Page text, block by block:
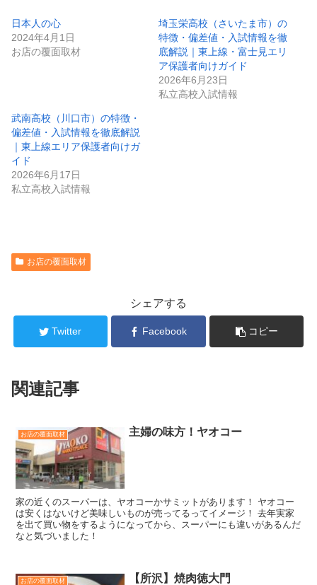
日本人の心
2024年4月1日
お店の覆面取材
埼玉栄高校（さいたま市）の
特徴・偏差値・入試情報を徹
底解説｜東上線・富士見エリ
ア保護者向けガイド
2026年6月23日
私立高校入試情報
武南高校（川口市）の特徴・
偏差値・入試情報を徹底解説
｜東上線エリア保護者向けガ
イド
2026年6月17日
私立高校入試情報
お店の覆面取材
シェアする
Twitter Facebook コピー
関連記事
お店の覆面取材 主婦の味方！ヤオコー
家の近くのスーパーは、ヤオコーかサミットがあります！ ヤオコー
は安くはないけど美味しいものが売ってるってイメージ！ 去年実家
を出て買い物をするようになってから、スーパーにも違いがあるんだ
なと気づいました！
お店の覆面取材 【所沢】焼肉徳大門